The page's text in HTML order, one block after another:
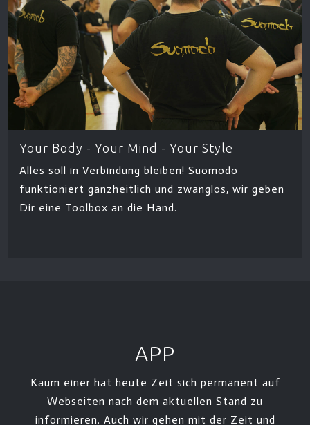
Your Body - Your Mind - Your Style
Alles soll in Verbindung bleiben! Suomodo
funktioniert ganzheitlich und zwanglos, wir geben
Dir eine Toolbox an die Hand.
APP
Kaum einer hat heute Zeit sich permanent auf
Webseiten nach dem aktuellen Stand zu
informieren. Auch wir gehen mit der Zeit und